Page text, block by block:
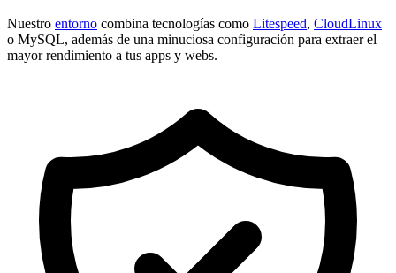
Nuestro entorno combina tecnologías como Litespeed, CloudLinux
o MySQL, además de una minuciosa configuración para extraer el
mayor rendimiento a tus apps y webs.